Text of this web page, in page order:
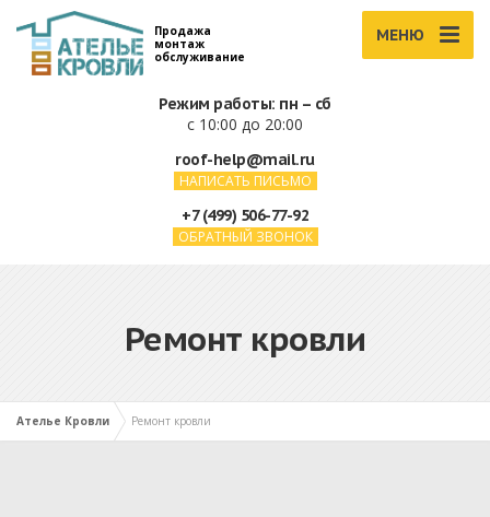
Продажа
монтаж
обслуживание
МЕНЮ
Режим работы: пн – сб
с 10:00 до 20:00
roof-help@mail.ru
НАПИСАТЬ ПИСЬМО
+7 (499) 506-77-92
ОБРАТНЫЙ ЗВОНОК
Ремонт кровли
Ателье Кровли Ремонт кровли